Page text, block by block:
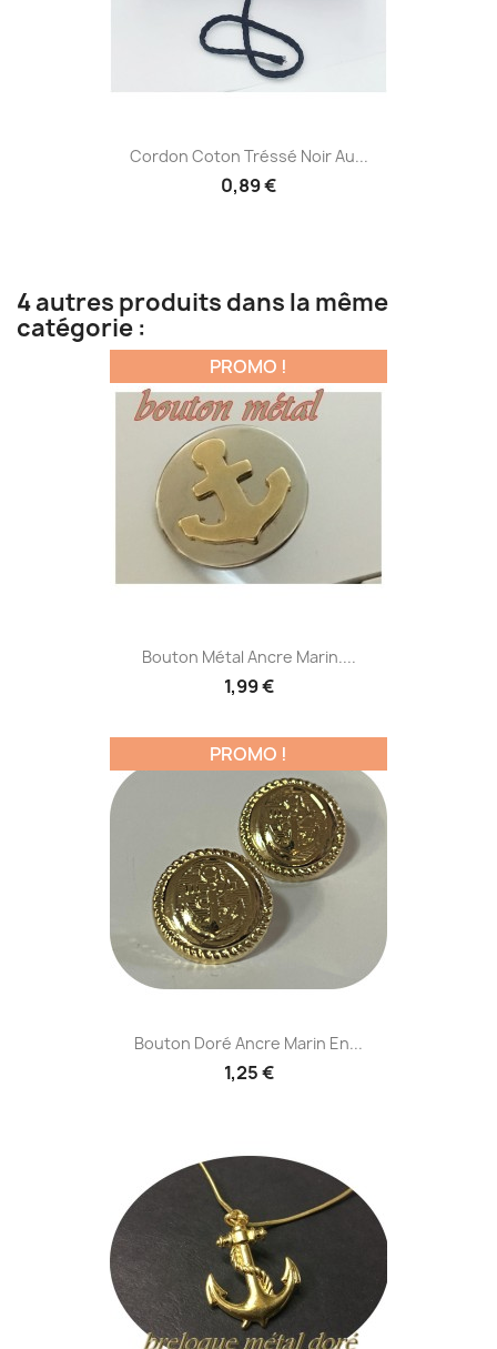
Cordon Coton Tréssé Noir Au...
0,89 €
4 autres produits dans la même
catégorie :
Bouton Métal Ancre Marin....
1,99 €
PROMO !
Bouton Doré Ancre Marin En...
1,25 €
PROMO !